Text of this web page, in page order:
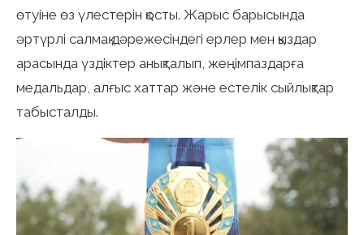
өтуіне өз үлестерін қосты. Жарыс барысында
әртүрлі салмақ дәрежесіндегі ерлер мен қыздар
арасында үздіктер анықталып, жеңімпаздарға
медальдар, алғыс хаттар және естелік сыйлықтар
табысталды.